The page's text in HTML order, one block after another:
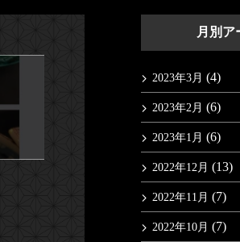
月別ア
2023年3月 (4)
2023年2月 (6)
2023年1月 (6)
2022年12月 (13)
2022年11月 (7)
2022年10月 (7)